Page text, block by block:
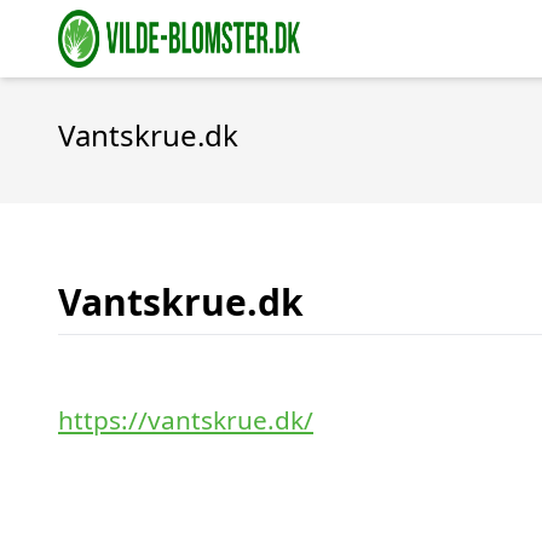
Vantskrue.dk
Vantskrue.dk
https://vantskrue.dk/